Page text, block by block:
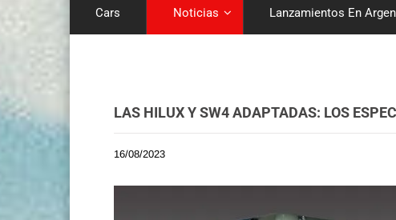
Cars Noticias Lanzamientos En
LAS HILUX Y SW4 ADAPTADAS: LOS
16/08/2023